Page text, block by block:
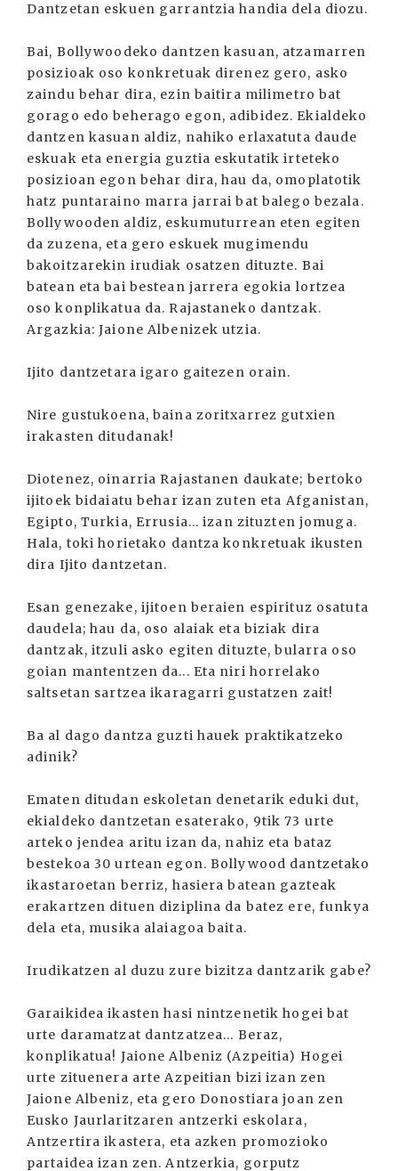
Dantzetan eskuen garrantzia handia dela diozu.
Bai, Bollywoodeko dantzen kasuan, atzamarren
posizioak oso konkretuak direnez gero, asko
zaindu behar dira, ezin baitira milimetro bat
gorago edo beherago egon, adibidez. Ekialdeko
dantzen kasuan aldiz, nahiko erlaxatuta daude
eskuak eta energia guztia eskutatik irteteko
posizioan egon behar dira, hau da, omoplatotik
hatz puntaraino marra jarrai bat balego bezala.
Bollywooden aldiz, eskumuturrean eten egiten
da zuzena, eta gero eskuek mugimendu
bakoitzarekin irudiak osatzen dituzte. Bai
batean eta bai bestean jarrera egokia lortzea
oso konplikatua da. Rajastaneko dantzak.
Argazkia: Jaione Albenizek utzia.
Ijito dantzetara igaro gaitezen orain.
Nire gustukoena, baina zoritxarrez gutxien
irakasten ditudanak!
Diotenez, oinarria Rajastanen daukate; bertoko
ijitoek bidaiatu behar izan zuten eta Afganistan,
Egipto, Turkia, Errusia... izan zituzten jomuga.
Hala, toki horietako dantza konkretuak ikusten
dira Ijito dantzetan.
Esan genezake, ijitoen beraien espirituz osatuta
daudela; hau da, oso alaiak eta biziak dira
dantzak, itzuli asko egiten dituzte, bularra oso
goian mantentzen da... Eta niri horrelako
saltsetan sartzea ikaragarri gustatzen zait!
Ba al dago dantza guzti hauek praktikatzeko
adinik?
Ematen ditudan eskoletan denetarik eduki dut,
ekialdeko dantzetan esaterako, 9tik 73 urte
arteko jendea aritu izan da, nahiz eta bataz
bestekoa 30 urtean egon. Bollywood dantzetako
ikastaroetan berriz, hasiera batean gazteak
erakartzen dituen diziplina da batez ere, funkya
dela eta, musika alaiagoa baita.
Irudikatzen al duzu zure bizitza dantzarik gabe?
Garaikidea ikasten hasi nintzenetik hogei bat
urte daramatzat dantzatzea... Beraz,
konplikatua! Jaione Albeniz (Azpeitia) Hogei
urte zituenera arte Azpeitian bizi izan zen
Jaione Albeniz, eta gero Donostiara joan zen
Eusko Jaurlaritzaren antzerki eskolara,
Antzertira ikastera, eta azken promozioko
partaidea izan zen. Antzerkia, gorputz